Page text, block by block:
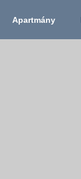
Apartmány